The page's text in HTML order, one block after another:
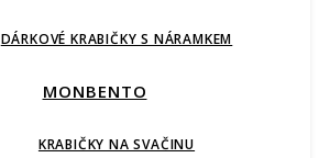
DÁRKOVÉ KRABIČKY S NÁRAMKEM
MONBENTO
KRABIČKY NA SVAČINU